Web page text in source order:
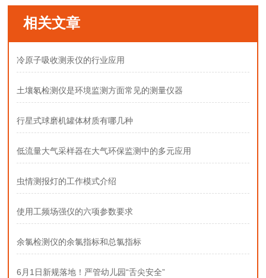
相关文章
冷原子吸收测汞仪的行业应用
土壤氡检测仪是环境监测方面常见的测量仪器
行星式球磨机罐体材质有哪几种
低流量大气采样器在大气环保监测中的多元应用
虫情测报灯的工作模式介绍
使用工频场强仪的六项参数要求
余氯检测仪的余氯指标和总氯指标
6月1日新规落地！严管幼儿园“舌尖安全”